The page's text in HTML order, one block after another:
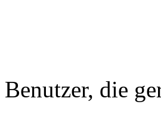
Benutzer, die